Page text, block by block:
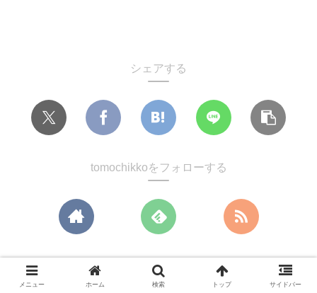
シェアする
tomochikkoをフォローする
tomochikko
メニュー ホーム 検索 トップ サイドバー